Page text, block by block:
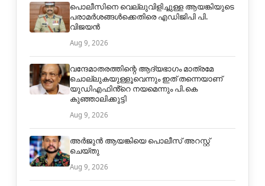
പൊലീസിനെ വെല്ലുവിളിച്ചുള്ള ആയങ്കിയുടെ
പരാമർശങ്ങൾക്കെതിരെ എഡിജിപി പി.
വിജയൻ
Aug 9, 2026
വന്ദേമാതരത്തിന്റെ ആദ്യഭാഗം മാത്രമേ
ചൊല്ലുകയുള്ളൂവെന്നും ഇത് തന്നെയാണ്
യുഡിഎഫിൻ്റെ നയമെന്നും പി.കെ
കുഞ്ഞാലിക്കുട്ടി
Aug 9, 2026
അർജുൻ ആയങ്കിയെ പൊലീസ് അറസ്റ്റ്
ചെയ്തു
Aug 9, 2026